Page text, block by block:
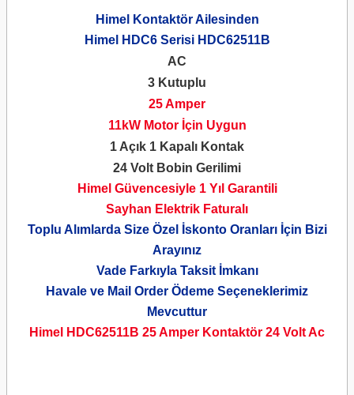
Himel Kontaktör Ailesinden
Himel HDC6 Serisi HDC62511B
AC
3 Kutuplu
25 Amper
11kW Motor İçin Uygun
1 Açık 1 Kapalı Kontak
24 Volt Bobin Gerilimi
Himel Güvencesiyle 1 Yıl Garantili
Sayhan Elektrik Faturalı
Toplu Alımlarda Size Özel İskonto Oranları İçin Bizi
Arayınız
Vade Farkıyla Taksit İmkanı
Havale ve Mail Order Ödeme Seçeneklerimiz
Mevcuttur
Himel HDC62511B 25 Amper Kontaktör 24 Volt Ac